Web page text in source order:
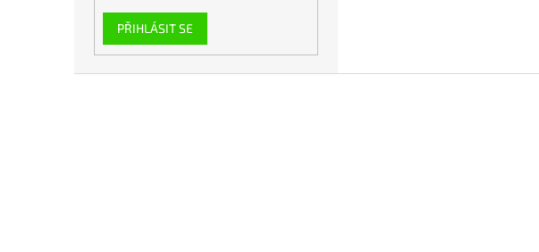
PŘIHLÁSIT SE